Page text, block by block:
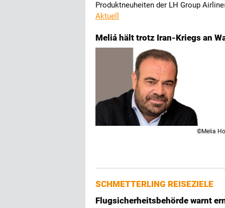
Produktneuheiten der LH Group
Aktuell
Meliá hält trotz Iran-Kriegs an
©Melia
SCHMETTERLING REISEZIELE
Flugsicherheitsbehörde warnt